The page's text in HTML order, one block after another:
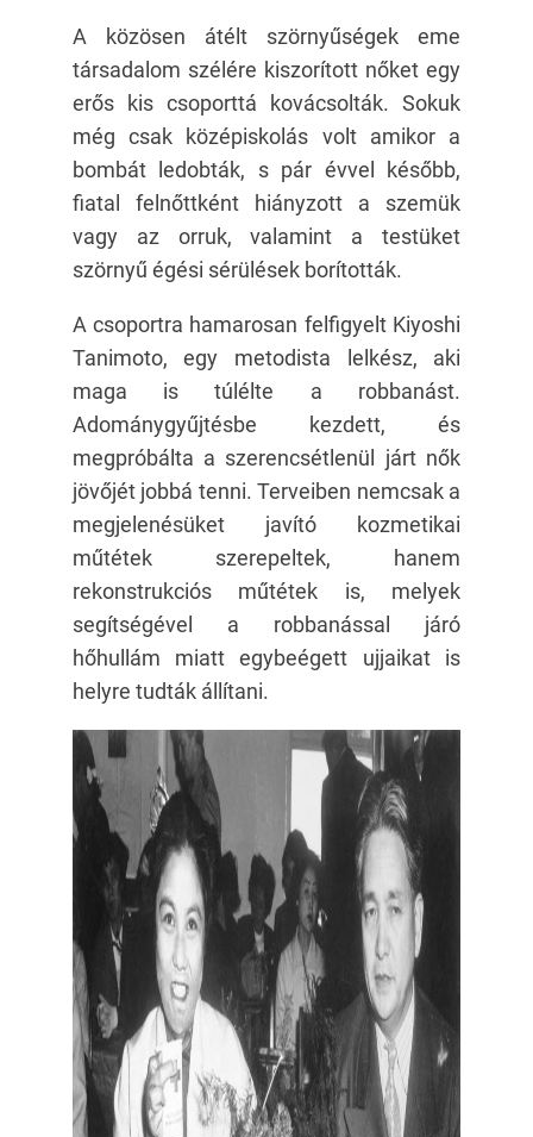
A közösen átélt szörnyűségek eme
társadalom szélére kiszorított nőket egy
erős kis csoporttá kovácsolták. Sokuk
még csak középiskolás volt amikor a
bombát ledobták, s pár évvel később,
fiatal felnőttként hiányzott a szemük
vagy az orruk, valamint a testüket
szörnyű égési sérülések borították.
A csoportra hamarosan felfigyelt Kiyoshi
Tanimoto, egy metodista lelkész, aki
maga is túlélte a robbanást.
Adománygyűjtésbe kezdett, és
megpróbálta a szerencsétlenül járt nők
jövőjét jobbá tenni. Terveiben nemcsak a
megjelenésüket javító kozmetikai
műtétek szerepeltek, hanem
rekonstrukciós műtétek is, melyek
segítségével a robbanással járó
hőhullám miatt egybeégett ujjaikat is
helyre tudták állítani.